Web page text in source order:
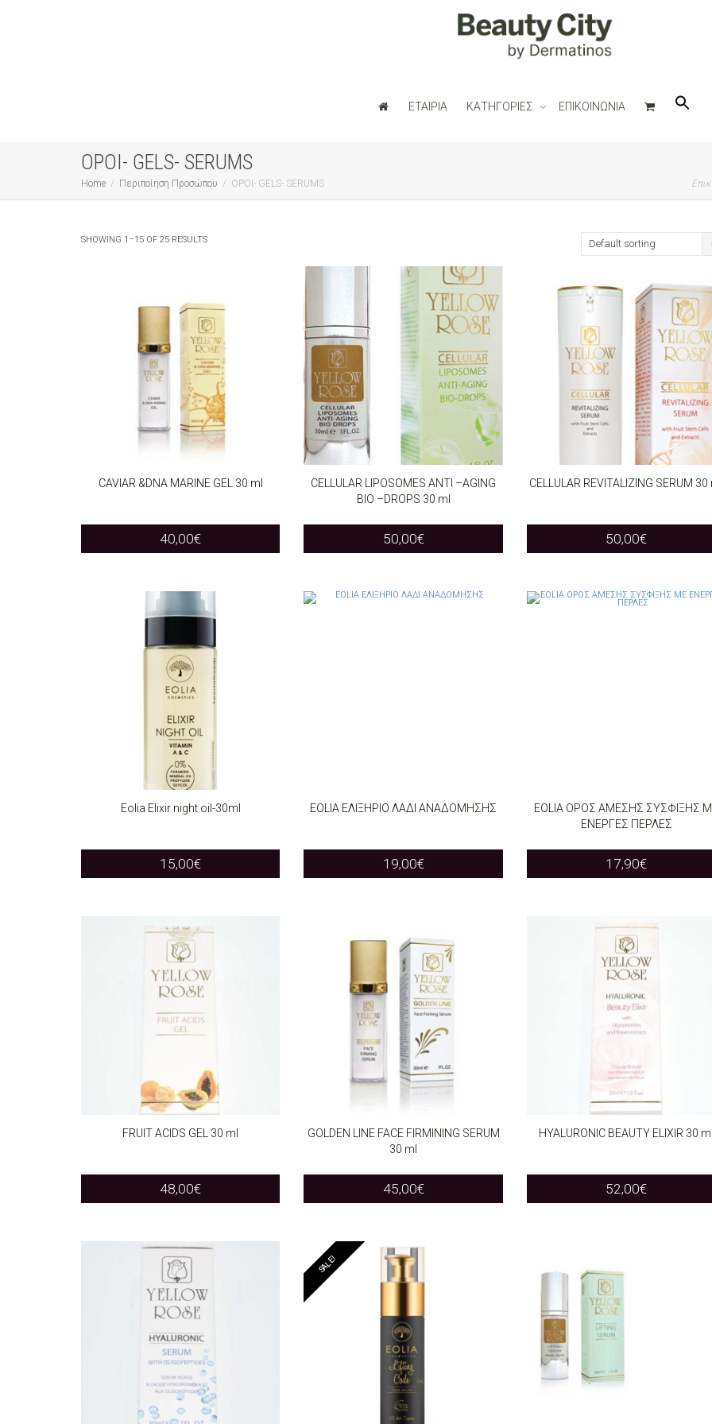
ΕΤΑΙΡΙΑ ΚΑΤΗΓΟΡΙΕΣ ΕΠΙΚΟΙΝΩΝΙΑ
ΟΡΟΙ- GELS- SERUMS
Home Περιποίηση Προσώπου ΟΡΟΙ- GELS- SERUMS
SHOWING 1–15 OF 25 RESULTS
CAVIAR &DNA MARINE GEL 30 ml
40,00€
CELLULAR LIPOSOMES ANTI –AGING
BIO –DROPS 30 ml
50,00€
CELLULAR REVITALIZING SERUM 30
50,00€
Eolia Elixir night oil-30ml
15,00€
EOLIA ΕΛΙΞΗΡΙΟ ΛΑΔΙ ΑΝΑΔΟΜΗΣΗΣ
19,00€
EOLIA ΟΡΟΣ ΑΜΕΣΗΣ ΣΥΣΦΙΞΗΣ
ΕΝΕΡΓΕΣ ΠΕΡΛΕΣ
17,90€
FRUIT ACIDS GEL 30 ml
48,00€
GOLDEN LINE FACE FIRMINING SERUM
30 ml
45,00€
HYALURONIC BEAUTY ELIXIR 30
52,00€
SALE!